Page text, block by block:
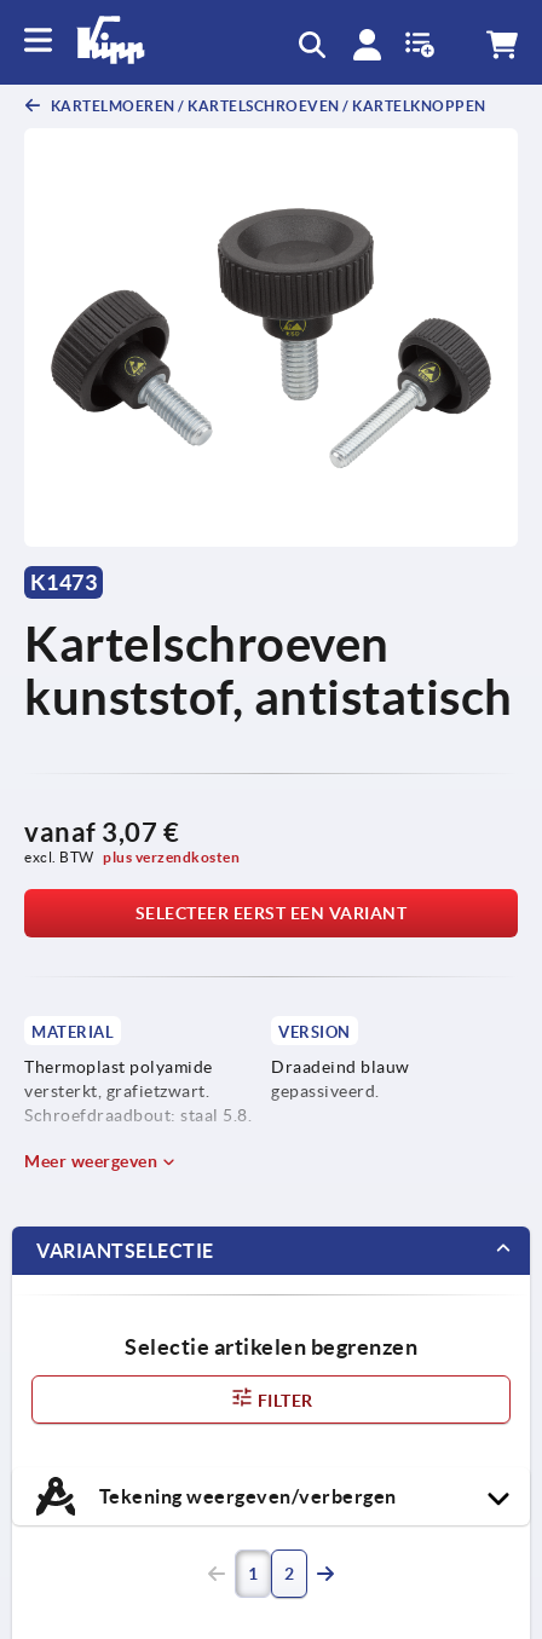
KARTELMOEREN / KARTELSCHROEVEN / KARTELKNOPPEN
K1473
Kartelschroeven
kunststof, antistatisch
vanaf 3,07 €
excl. BTW plus verzendkosten
SELECTEER EERST EEN VARIANT
MATERIAL
Thermoplast polyamide
versterkt, grafietzwart.
Schroefdraadbout: staal 5.8.
VERSION
Draadeind blauw
gepassiveerd.
Meer weergeven
VARIANTSELECTIE
Selectie artikelen begrenzen
FILTER
Tekening weergeven/verbergen
1 2